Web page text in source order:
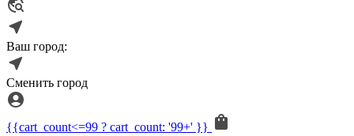
Ваш город:
Сменить город
{{cart_count<=99 ? cart_count: '99+' }}